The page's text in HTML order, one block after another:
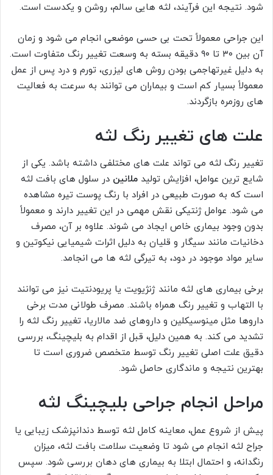
شود. نتیجه این فرآیند، لثه هایی سالم، روشن و یکدست است.
این جراحی معمولاً تحت بی حسی موضعی انجام می شود و زمان
آن بین ۳۰ تا ۹۰ دقیقه بسته به وسعت تغییر رنگ متفاوت است.
به دلیل غیرتهاجمی بودن روش های لیزری، تورم و درد پس از عمل
معمولاً بسیار کم است و بیماران می توانند به سرعت به فعالیت
های روزمره بازگردند.
علت های تغییر رنگ لثه
تغییر رنگ لثه می تواند علت های مختلفی داشته باشد. یکی از
شایع ترین عوامل، افزایش تولید ملانین در سلول های بافت لثه
است که به صورت طبیعی در افراد با رنگ پوست تیره مشاهده
می شود. عوامل ژنتیکی نقش مهمی در این تغییر دارند و معمولاً
بدون وجود بیماری خاص ایجاد می شوند. علاوه بر آن، مصرف
دخانیات مانند سیگار و قلیان به دلیل اثرات شیمیایی نیکوتین و
سایر مواد موجود در دود، به تیرگی لثه ها می انجامد.
برخی بیماری های لثه مانند ژنژیویت یا پریودنتیت نیز می توانند
با التهاب و تغییر رنگ همراه باشند. مصرف طولانی مدت برخی
داروها مثل مینوسیکلین و داروهای ضد مالاریا، تغییر رنگ لثه را
تشدید می کند. به همین دلیل، قبل از اقدام به بلیچینگ، بررسی
دقیق علت اصلی تغییر رنگ توسط متخصص ضروری است تا
بهترین نتیجه و ماندگاری حاصل شود.
مراحل انجام جراحی بلیچینگ لثه
پیش از شروع عمل، معاینه کامل لثه توسط دندانپزشک زیبایی یا
جراح لثه انجام می شود تا وضعیت سلامت بافت لثه، میزان
رنگدانه، و احتمال ابتلا به بیماری های دهان بررسی شود. سپس